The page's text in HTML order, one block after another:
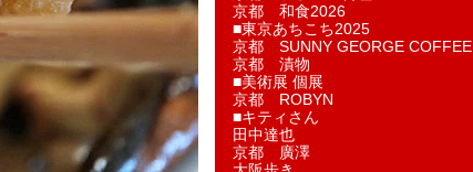
京都 和食2026
■東京あちこち2025
京都 SUNNY GEORGE COFFEE
京都 漬物
■美術展 個展
京都 ROBYN
■キティさん
田中達也
京都 廣澤